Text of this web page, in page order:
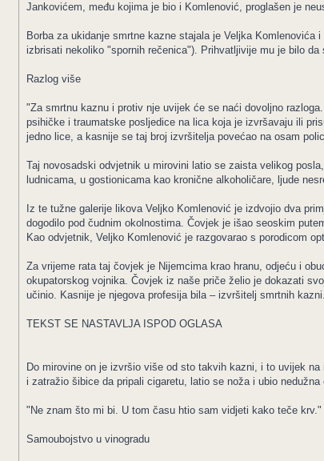
Jankovićem, među kojima je bio i Komlenović, proglašen je
Borba za ukidanje smrtne kazne stajala je Veljka
izbrisati nekoliko "spornih rečenica"). Prihvatljivije mu je bilo
Razlog više
"Za smrtnu kaznu i protiv nje uvijek će se naći dovoljno
psihičke i traumatske posljedice na lica koja je izvršavaju ili
jedno lice, a kasnije se taj broj izvršitelja povećao na osam
Taj novosadski odvjetnik u mirovini latio se zaista velikog
ludnicama, u gostionicama kao kronične alkoholičare, ljude
Iz te tužne galerije likova Veljko Komlenović je izdvojio dva
dogodilo pod čudnim okolnostima. Čovjek je išao seoskim
Kao odvjetnik, Veljko Komlenović je razgovarao s porodicom
Za vrijeme rata taj čovjek je Nijemcima krao hranu, odjeću i
okupatorskog vojnika. Čovjek iz naše priče želio je dokazati
učinio. Kasnije je njegova profesija bila – izvršitelj smrtnih kazni.
TEKST SE NASTAVLJA ISPOD OGLASA
Do mirovine on je izvršio više od sto takvih kazni, i to uvijek
i zatražio šibice da pripali cigaretu, latio se noža i ubio
"Ne znam što mi bi. U tom času htio sam vidjeti kako teče krv."
Samoubojstvo u vinogradu